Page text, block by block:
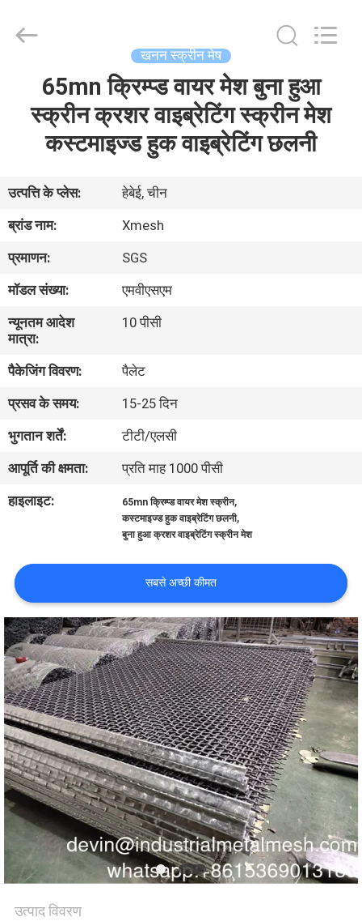
उत्पादों
हमारे
बारे
में
कारखाना
भ्रमण
गुणवत्ता
नियंत्रण
संपर्क
करें
उद्धरण
का
अनुरोध
करें
साइटमैप
PRIVACY
POLICY
MFG
खनन स्क्रीन मेष
65mn क्रिम्प्ड वायर मेश बुना हुआ
स्क्रीन क्रशर वाइब्रेटिंग स्क्रीन मेश
कस्टमाइज्ड हुक वाइब्रेटिंग छलनी
उत्पत्ति के प्लेस:
हेबेई, चीन
ब्रांड नाम:
Xmesh
प्रमाणन:
SGS
मॉडल संख्या:
एमवीएसएम
न्यूनतम आदेश
मात्रा:
10 पीसी
पैकेजिंग विवरण:
पैलेट
प्रसव के समय:
15-25 दिन
भुगतान शर्तें:
टीटी/एलसी
आपूर्ति की क्षमता:
प्रति माह 1000 पीसी
हाइलाइट:
65mn क्रिम्प्ड वायर मेश स्क्रीन,
कस्टमाइज्ड हुक वाइब्रेटिंग छलनी,
बुना हुआ क्रशर वाइब्रेटिंग स्क्रीन मेश
सबसे अच्छी कीमत
उत्पाद विवरण